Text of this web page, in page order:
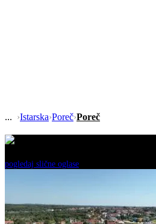
›Istarska›Poreč›Poreč
pogledaj slične oglase